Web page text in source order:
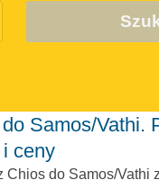
ceny
Chios do Samos/Vathi